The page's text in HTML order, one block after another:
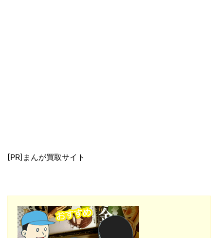
[PR]まんが買取サイト